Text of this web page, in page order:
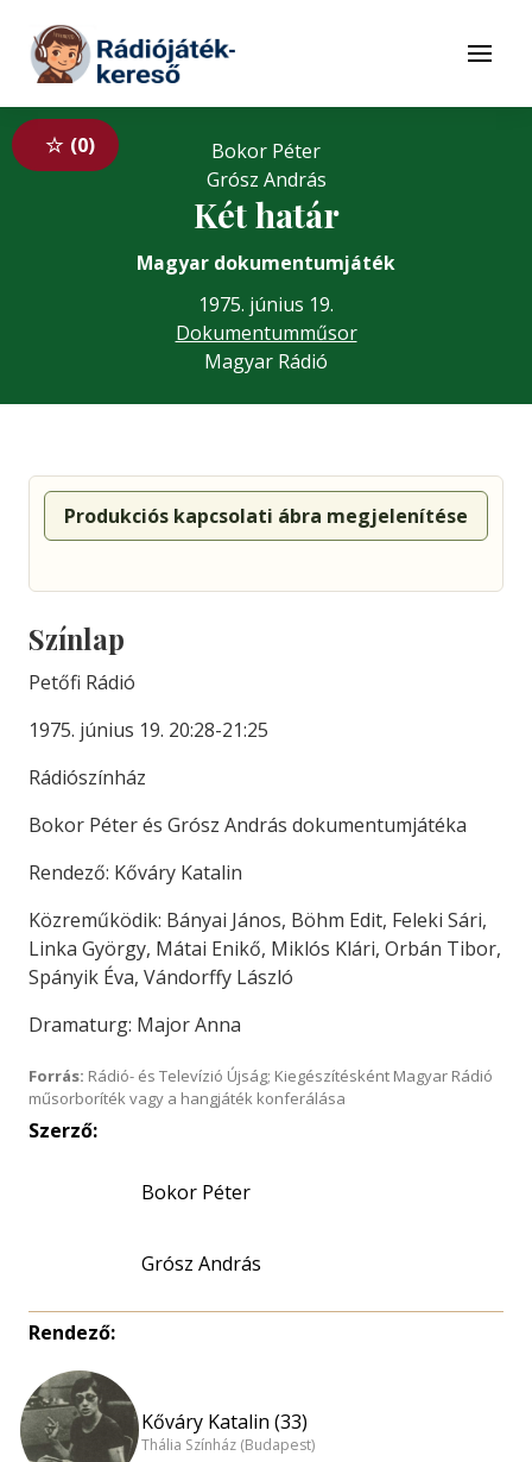
Tovább a tartalomhoz
Menü
0
Bokor Péter
Grósz András
Két határ
Magyar dokumentumjáték
1975. június 19.
Dokumentumműsor
Magyar Rádió
Produkciós kapcsolati ábra megjelenítése
Színlap
Petőfi Rádió
1975. június 19. 20:28-21:25
Rádiószínház
Bokor Péter és Grósz András dokumentumjátéka
Rendező: Kőváry Katalin
Közreműködik: Bányai János, Böhm Edit, Feleki Sári,
Linka György, Mátai Enikő, Miklós Klári, Orbán Tibor,
Spányik Éva, Vándorffy László
Dramaturg: Major Anna
Forrás: Rádió- és Televízió Újság; Kiegészítésként Magyar Rádió
műsorboríték vagy a hangjáték konferálása
Szerző:
Bokor Péter
Grósz András
Rendező:
Kőváry Katalin (33)
Thália Színház (Budapest)